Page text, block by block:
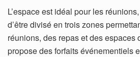
L’espace est idéal pour les
d’être divisé en trois zones
réunions, des repas et des espaces
propose des forfaits événementiels